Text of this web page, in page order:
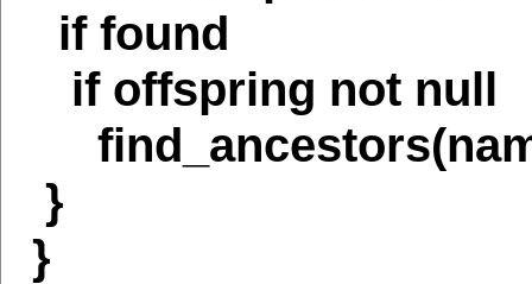
if found
if offspring not null
}
}